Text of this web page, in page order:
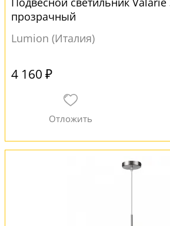
прозрачный
Lumion (Италия)
4 160 ₽